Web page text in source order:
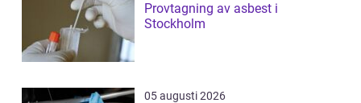
Provtagning av asbest i
Stockholm
05 augusti 2026